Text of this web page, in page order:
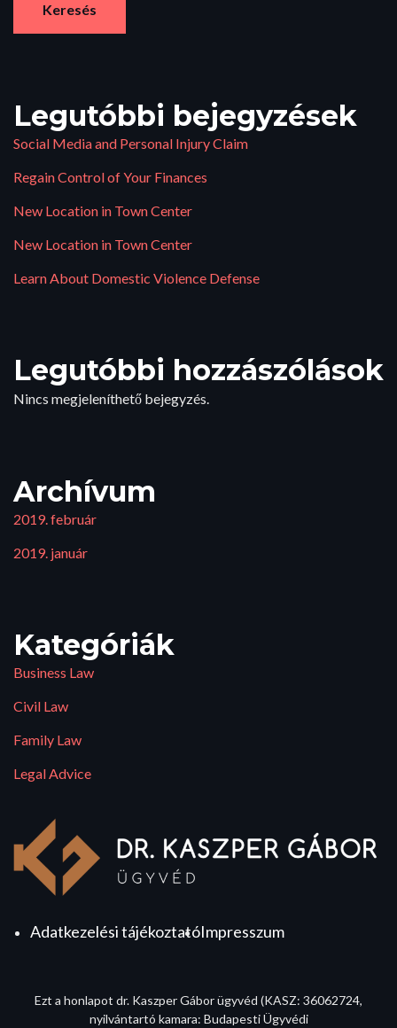
Keresés
Legutóbbi bejegyzések
Social Media and Personal Injury Claim
Regain Control of Your Finances
New Location in Town Center
New Location in Town Center
Learn About Domestic Violence Defense
Legutóbbi hozzászólások
Nincs megjeleníthető bejegyzés.
Archívum
2019. február
2019. január
Kategóriák
Business Law
Civil Law
Family Law
Legal Advice
Adatkezelési tájékoztatóImpresszum
Ezt a honlapot dr. Kaszper Gábor ügyvéd (KASZ: 36062724,
nyilvántartó kamara: Budapesti Ügyvédi